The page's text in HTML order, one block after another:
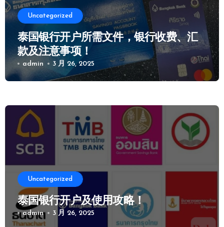
Uncategorized
泰国银行开户所需文件，银行收费、汇
款及注意事项！
admin 3 月 26, 2025
Uncategorized
泰国银行开户及使用攻略！
admin 3 月 26, 2025